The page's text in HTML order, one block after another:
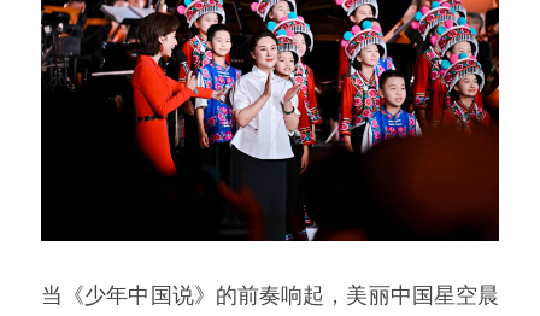
当《少年中国说》的前奏响起，美丽中国星空晨